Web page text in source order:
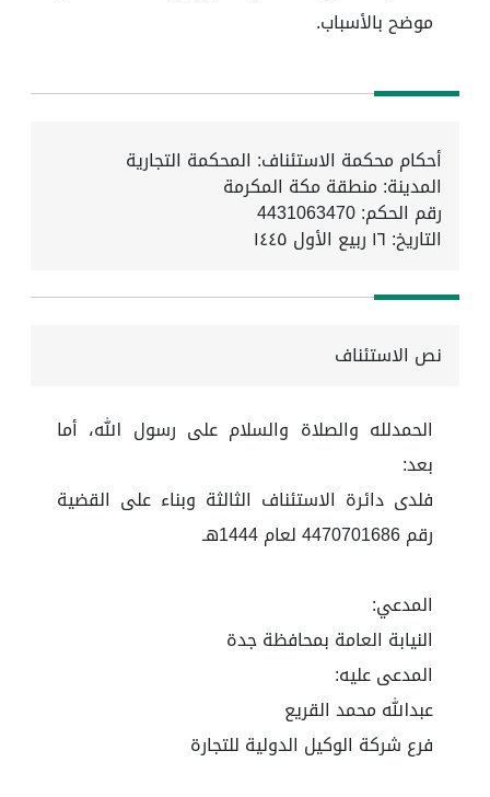
موضح بالأسباب.
أحكام محكمة الاستئناف: المحكمة التجارية
المدينة: منطقة مكة المكرمة
رقم الحكم: 4431063470
التاريخ: ١٦ ربيع الأول ١٤٤٥
نص الاستئناف
الحمدلله والصلاة والسلام على رسول الله، أما
بعد:
فلدى دائرة الاستئناف الثالثة وبناء على القضية
رقم 4470701686 لعام 1444هـ
المدعي:
النيابة العامة بمحافظة جدة
المدعى عليه:
عبدالله محمد القريع
فرع شركة الوكيل الدولية للتجارة